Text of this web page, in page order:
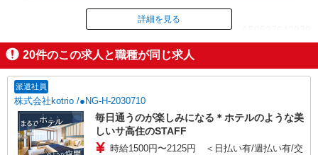
ID：AE0527642979
掲載期間終了
詳細を見る
20件のこの求人と職種が同じ求人
派遣社員
株式会社kotrio /●NG-H-2030710
毎日通うのが楽しみになる＊ホテルのような美
しいサ高住のSTAFF
時給1500円〜2125円 ＜日払い有/週払い有/交